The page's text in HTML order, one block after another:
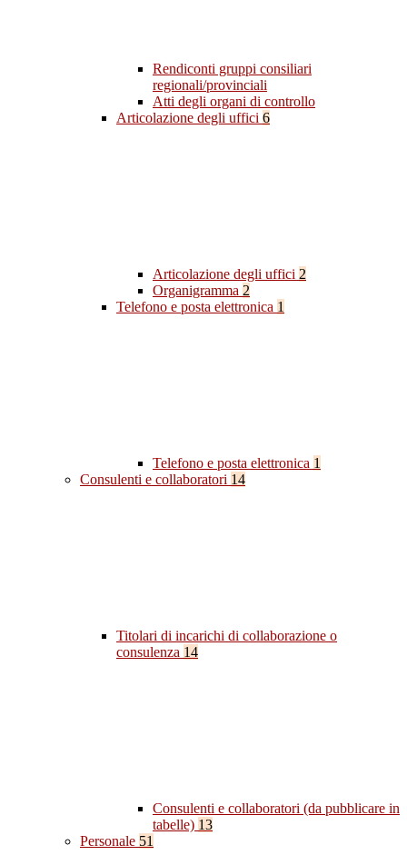
Rendiconti gruppi consiliari
regionali/provinciali
Atti degli organi di controllo
Articolazione degli uffici 6
Articolazione degli uffici 2
Organigramma 2
Telefono e posta elettronica 1
Telefono e posta elettronica 1
Consulenti e collaboratori 14
Titolari di incarichi di collaborazione o
consulenza 14
Consulenti e collaboratori (da pubblicare in
tabelle) 13
Personale 51